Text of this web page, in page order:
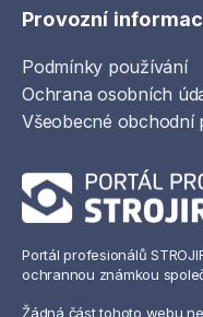
Provozní
Podmínky používání
Ochrana osobních
Všeobecné obchodní
Portál profesionálů
ochrannou známkou
Žádná část tohoto webu